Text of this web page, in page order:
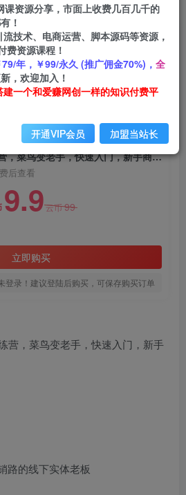
正文
练营，菜鸟变老手，快速入
课程大全
关注 私信
抖音电商新手起号训练营，菜鸟变老手，快速入门，新手商家超全入门课程大全
后查看
9.9云币99
立即购买
登录！建议登陆后购买，可保存购买订单
路的线下实体老板
课资源分享，市面上收费几百几千的
！
技术、电商运营、脚本源码等资源，
费资源课程！
79/年，￥99/永久 (推广佣金70%)， 全
，欢迎加入！
一个和爱赚网创一样的知识付费平
开通VIP会员 加盟当站长